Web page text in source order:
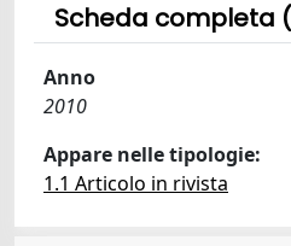
Scheda completa
Anno
2010
Appare nelle tipologie:
1.1 Articolo in rivista